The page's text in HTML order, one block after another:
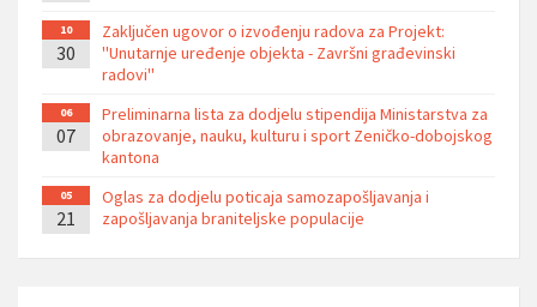
10
30
Zaključen ugovor o izvođenju radova za Projekt:
''Unutarnje uređenje objekta - Završni građevinski
radovi''
06
07
Preliminarna lista za dodjelu stipendija Ministarstva za
obrazovanje, nauku, kulturu i sport Zeničko-dobojskog
kantona
05
21
Oglas za dodjelu poticaja samozapošljavanja i
zapošljavanja braniteljske populacije